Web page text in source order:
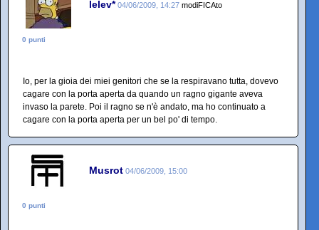
lelev* 04/06/2009, 14:27 modiFICAto
0 punti
Io, per la gioia dei miei genitori che se la respiravano tutta, dovevo
cagare con la porta aperta da quando un ragno gigante aveva
invaso la parete. Poi il ragno se n'è andato, ma ho continuato a
cagare con la porta aperta per un bel po' di tempo.
Musrot 04/06/2009, 15:00
0 punti